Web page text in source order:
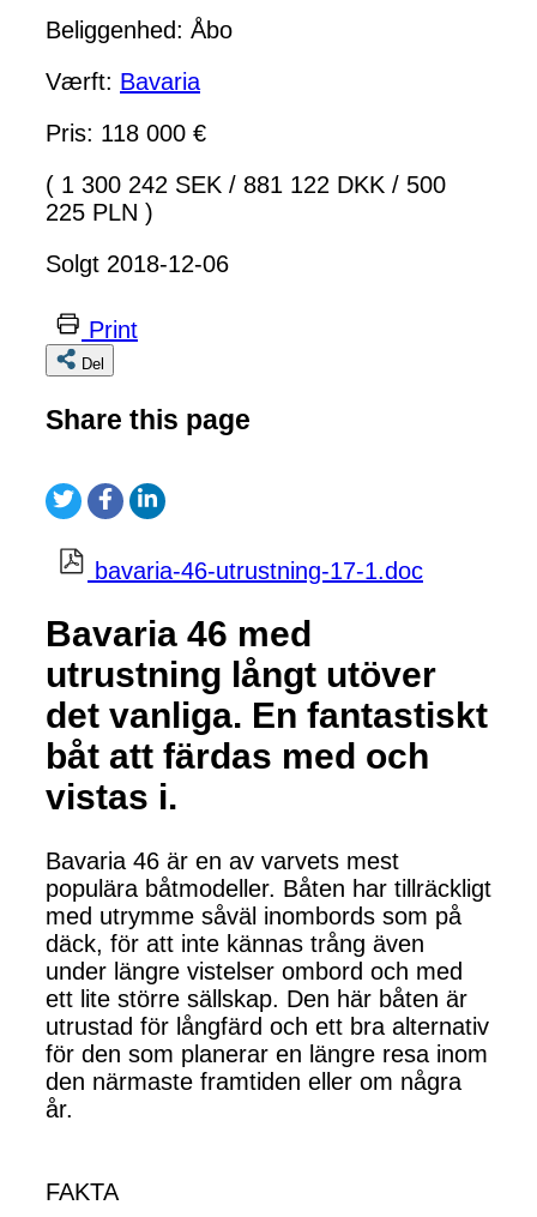
Beliggenhed: Åbo
Værft: Bavaria
Pris: 118 000 €
( 1 300 242 SEK / 881 122 DKK / 500
225 PLN )
Solgt 2018-12-06
Print
Del
Share this page
bavaria-46-utrustning-17-1.doc
Bavaria 46 med
utrustning långt utöver
det vanliga. En fantastiskt
båt att färdas med och
vistas i.
Bavaria 46 är en av varvets mest
populära båtmodeller. Båten har tillräckligt
med utrymme såväl inombords som på
däck, för att inte kännas trång även
under längre vistelser ombord och med
ett lite större sällskap. Den här båten är
utrustad för långfärd och ett bra alternativ
för den som planerar en längre resa inom
den närmaste framtiden eller om några
år.
FAKTA